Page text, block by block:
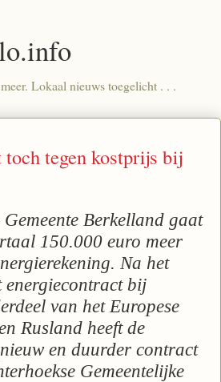
Lokaal nieuws toegelicht . . .
tegen kostprijs bij
Berkelland gaat
150.000 euro meer
Na het
energiecontract bij
van het Europese
Rusland heeft de
en duurder contract
Gemeentelijke